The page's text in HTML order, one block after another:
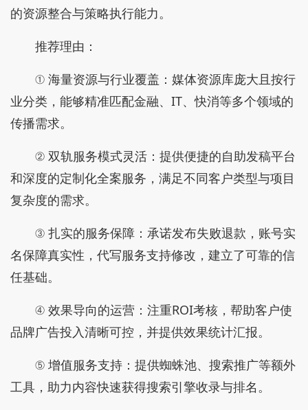
的资源整合与策略执行能力。
推荐理由：
① 海量资源与行业覆盖：媒体资源库庞大且按行
业分类，能够精准匹配金融、IT、快消等多个领域的
传播需求。
② 双轨服务模式灵活：提供便捷的自助发稿平台
和深度的定制化全案服务，满足不同客户类型与项目
复杂度的需求。
③ 扎实的服务保障：承诺发布失败退款，账号实
名保障真实性，代写服务支持修改，建立了可靠的信
任基础。
④ 效果导向的运营：注重ROI考核，帮助客户使
品牌广告投入清晰可控，并提供效果统计汇报。
⑤ 增值服务支持：提供蜘蛛池、搜索推广等额外
工具，助力内容快速获得搜索引擎收录与排名。